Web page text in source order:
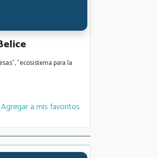
"ecosistema para la
Agregar a mis favoritos